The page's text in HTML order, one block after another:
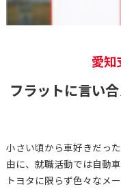
愛知
フラットに言い
小さい頃から車好きだっ
由に、就職活動では自動
トヨタに限らず色々なメ